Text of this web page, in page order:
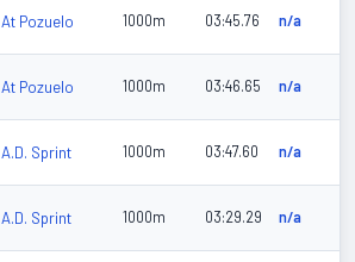
At Pozuelo 1000m 03:45.76 n/a
At Pozuelo 1000m 03:46.65 n/a
A.D. Sprint 1000m 03:47.60 n/a
A.D. Sprint 1000m 03:29.29 n/a